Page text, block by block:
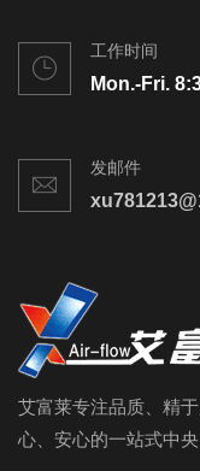
工作时间
Mon.-Fri.
发邮件
艾富莱专注品质、精
心、安心的一站式中央